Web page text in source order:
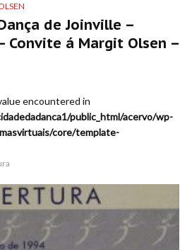
de Joinville –
Convite á Margit Olsen –
encountered in
public_html/acervo/wp-
core/template-